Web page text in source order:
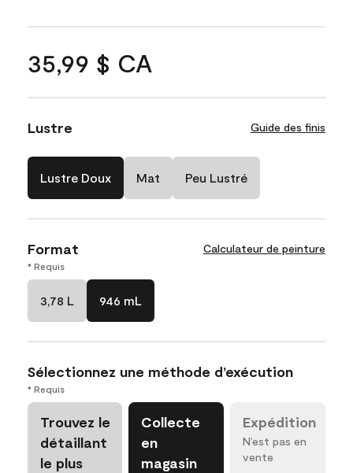
35,99 $ CA
Lustre Guide des finis
Lustre Doux Mat Peu Lustré
Format Calculateur de peinture
* Requis
3,78 L 946 mL
Sélectionnez une méthode d’exécution
* Requis
Trouvez le
détaillant
le plus
Collecte
en
magasin
Expédition
N’est pas en
vente